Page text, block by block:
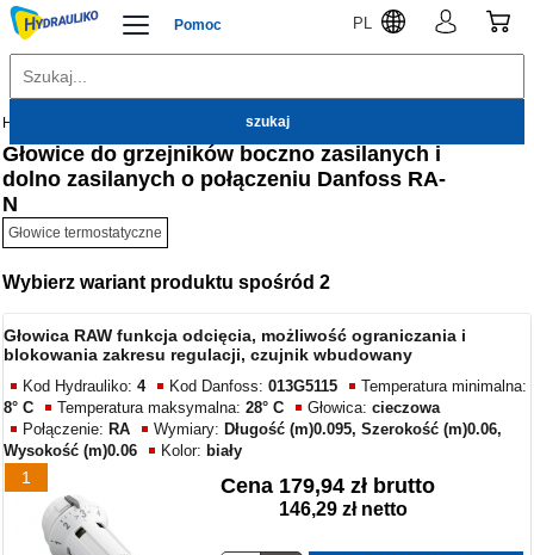
Pomoc PL
Hydrauliko Głowice termostatyczne
Głowice do grzejników boczno zasilanych i
dolno zasilanych o połączeniu Danfoss RA-
N
Głowice termostatyczne
Wybierz wariant produktu spośród 2
1
Głowica RAW funkcja odcięcia, możliwość ograniczania i
blokowania zakresu regulacji, czujnik wbudowany
Kod Hydrauliko:4 Kod Danfoss:013G5115
Temperatura minimalna:
8° C
Temperatura maksymalna:28° C Głowica:cieczowa
Połączenie: RA Wymiary: Długość (m)0.095, Szerokość (m)0.06,
Wysokość (m)0.06
Kolor: biały
Cena 179,94 zł brutto
146,29 zł netto